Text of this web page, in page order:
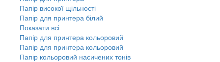
Папір високої щільності
Папір для принтера білий
Показати всі
Папір для принтера кольоровий
Папір для принтера кольоровий
Папір кольоровий насичених тонів